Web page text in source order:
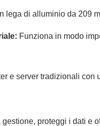
lega di alluminio da 209
Funziona in modo
e server tradizionali con
proteggi i dati e